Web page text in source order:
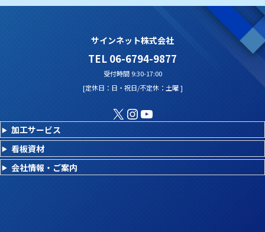
サインネット株式会社
TEL 06-6794-9877
受付時間 9:30-17:00
[定休日：日・祝日/不定休：土曜 ]
X Instagram
YouTube
加工サービス
看板資材
会社情報・ご案内